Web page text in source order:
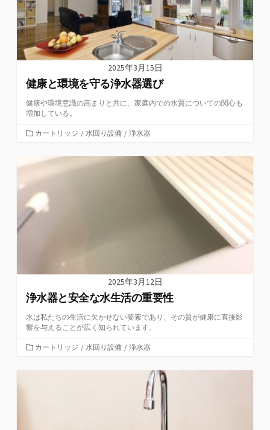
2025年3月15日
健康と環境を守る浄水器選び
健康や環境意識の高まりと共に、家庭内での水質についての関心も
増加している。
カカートリッジ / 水回り設備 / 浄水器
2025年3月12日
浄水器と安全な水生活の重要性
水は私たちの生活に欠かせない要素であり、その質が健康に直接影
響を与えることが広く知られています。
カ
ゴ
カートリッジ / 水回り設備 / 浄水器